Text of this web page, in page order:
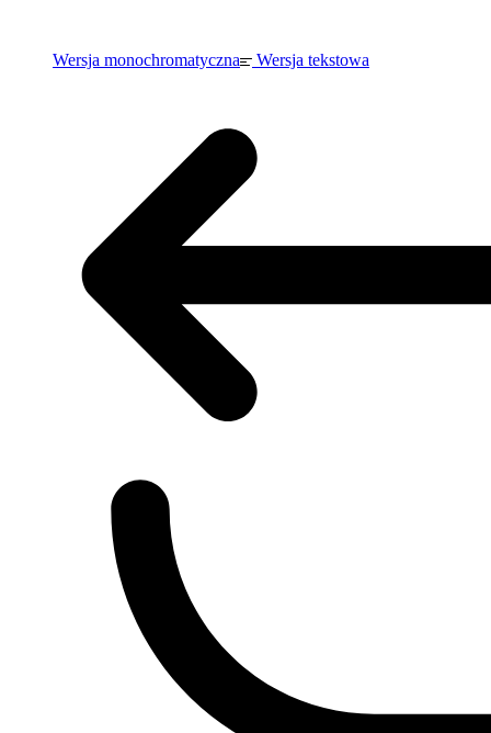
Wersja monochromatyczna Wersja tekstowa